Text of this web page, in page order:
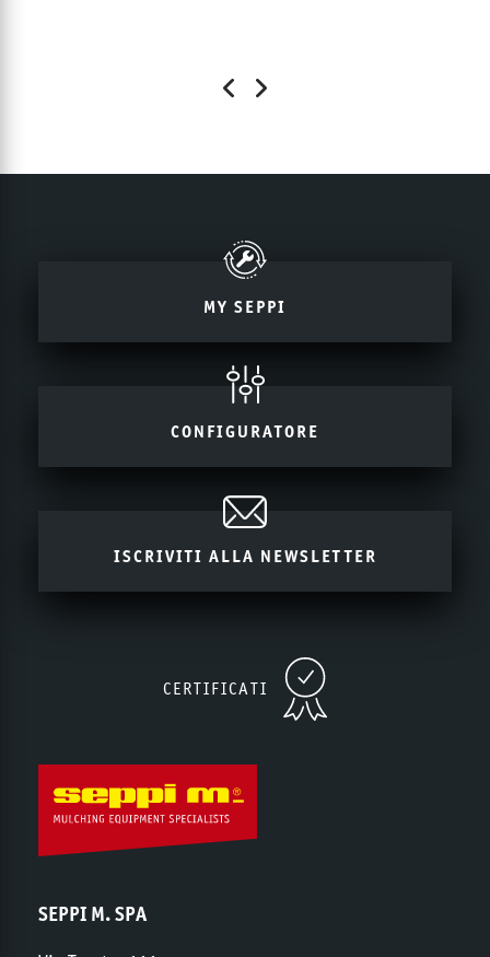
MY SEPPI
CONFIGURATORE
ISCRIVITI ALLA NEWSLETTER
CERTIFICATI
SEPPI M. SPA